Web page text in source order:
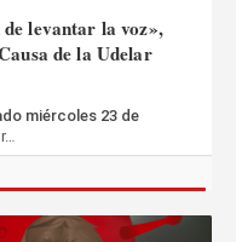
levantar la voz»,
de la Udelar
miércoles 23 de